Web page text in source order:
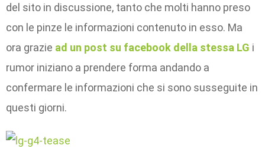
del sito in discussione, tanto che molti hanno preso
con le pinze le informazioni contenuto in esso. Ma
ora grazie ad un post su facebook della stessa LG i
rumor iniziano a prendere forma andando a
confermare le informazioni che si sono susseguite in
questi giorni.